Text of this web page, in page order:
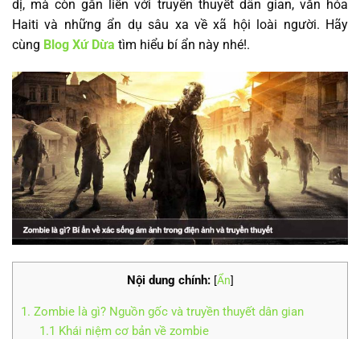
dị, mà còn gắn liền với truyền thuyết dân gian, văn hóa
Haiti và những ẩn dụ sâu xa về xã hội loài người. Hãy
cùng Blog Xứ Dừa tìm hiểu bí ẩn này nhé!.
Nội dung chính: [Ẩn]
1. Zombie là gì? Nguồn gốc và truyền thuyết dân gian
1.1 Khái niệm cơ bản về zombie